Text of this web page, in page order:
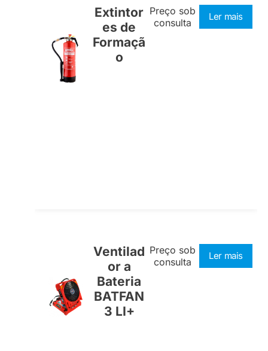
Extintor
es de
Formaçã
o
Preço sob
consulta
Ler mais
Ventilad
or a
Bateria
BATFAN
3 LI+
Preço sob
consulta
Ler mais